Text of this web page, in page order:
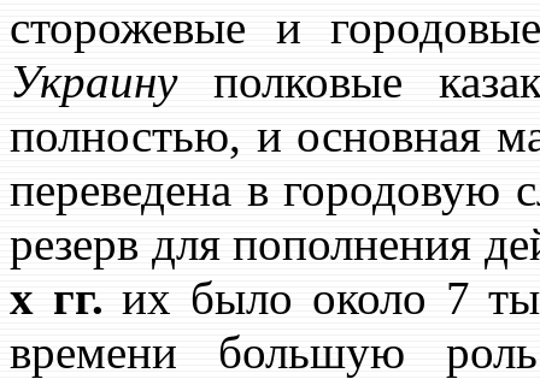
сторожевые и
Украинуполковые
полностью, и основная
переведена в городовую
резерв для пополнения
х гг. их было около 7
времени большую